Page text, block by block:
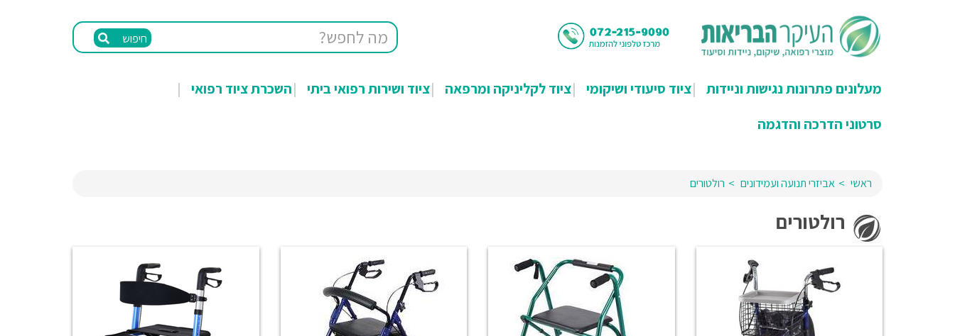
חיפוש
מעלונים פתרונות נגישות וניידות ציוד סיעודי ושיקומי ציוד לקליניקה ומרפאה ציוד ושירות רפואי ביתי
השכרת ציוד רפואי
סרטוני הדרכה והדגמה
ראשי אביזרי תנועה ועמידונים רולטורים
רולטורים